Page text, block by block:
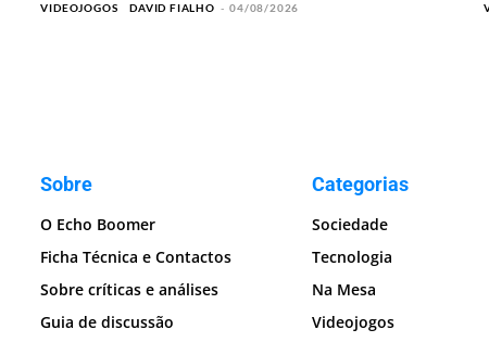
VIDEOJOGOS DAVID FIALHO - 04/08/2026
Sobre
O Echo Boomer
Ficha Técnica e Contactos
Sobre críticas e análises
Guia de discussão
Categorias
Sociedade
Tecnologia
Na Mesa
Videojogos